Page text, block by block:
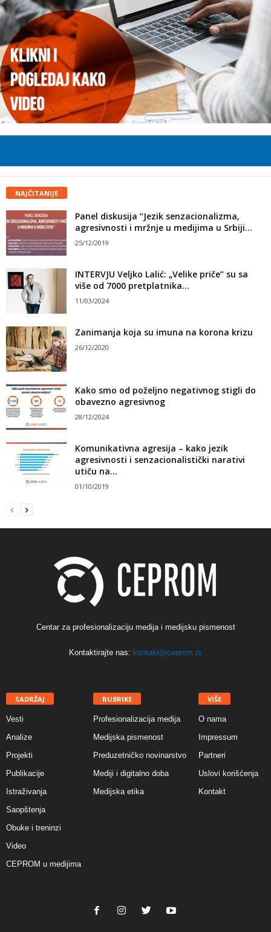
NAJČITANIJE
Panel diskusija “Jezik senzacionalizma,
agresivnosti i mržnje u medijima u Srbiji...
25/12/2019
INTERVJU Veljko Lalić: „Velike priče” su sa
više od 7000 pretplatnika...
11/03/2024
Zanimanja koja su imuna na korona krizu
26/12/2020
Kako smo od poželjno negativnog stigli do
obavezno agresivnog
28/12/2024
Komunikativna agresija – kako jezik
agresivnosti i senzacionalistički narativi
utiču na...
01/10/2019
Centar za profesionalizaciju medija i medijsku pismenost
Kontaktirajte nas: kontakt@ceprom.rs
SADRŽAJ
Vesti
Analize
Projekti
Publikacije
Istraživanja
Saopštenja
Obuke i treninzi
Video
CEPROM u medijima
RUBRIKE
Profesionalizacija medija
Medijska pismenost
Preduzetničko novinarstvo
Mediji i digitalno doba
Medijska etika
VIŠE
O nama
Impressum
Partneri
Uslovi korišćenja
Kontakt